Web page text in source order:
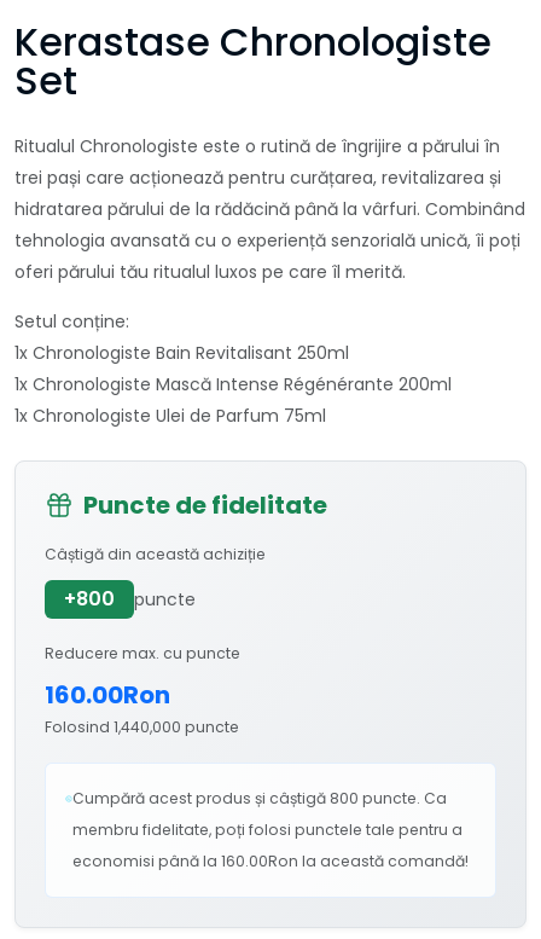
Kerastase Chronologiste
Set
Ritualul Chronologiste este o rutină de îngrijire a părului în
trei pași care acționează pentru curățarea, revitalizarea și
hidratarea părului de la rădăcină până la vârfuri. Combinând
tehnologia avansată cu o experiență senzorială unică, îi poți
oferi părului tău ritualul luxos pe care îl merită.
Setul conține:
1x Chronologiste Bain Revitalisant 250ml
1x Chronologiste Mască Intense Régénérante 200ml
1x Chronologiste Ulei de Parfum 75ml
Puncte de fidelitate
Câștigă din această achiziție
+800 puncte
Reducere max. cu puncte
160.00Ron
Folosind 1,440,000 puncte
Cumpără acest produs și câștigă 800 puncte. Ca
membru fidelitate, poți folosi punctele tale pentru a
economisi până la 160.00Ron la această comandă!